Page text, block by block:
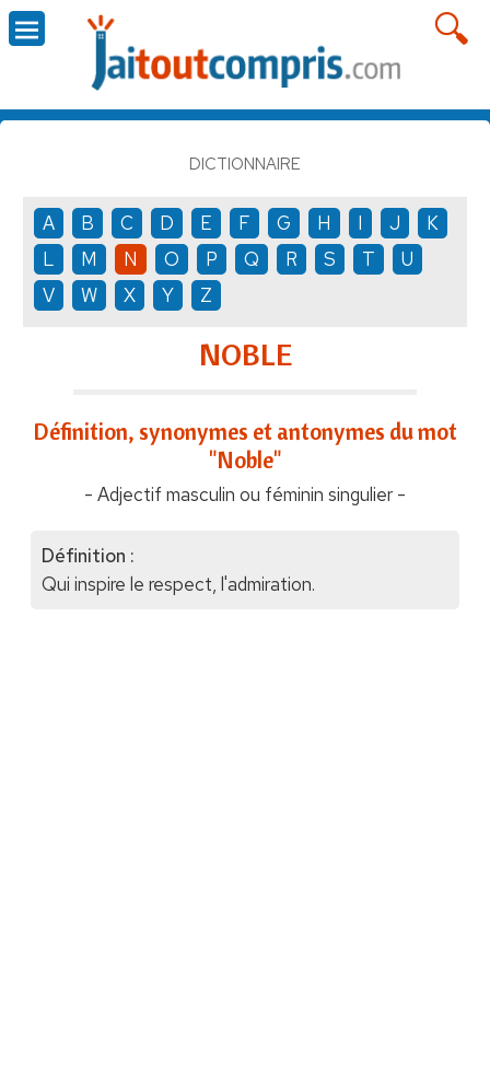
DICTIONNAIRE
A B C D E F G H I J
K
L
M N O P Q R S T
U
V
W X Y Z
NOBLE
Définition, synonymes et antonymes du mot
"Noble"
- Adjectif masculin ou féminin singulier -
Définition :
Qui inspire le respect, l'admiration.